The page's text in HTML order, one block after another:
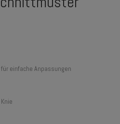
einfache Anpassungen